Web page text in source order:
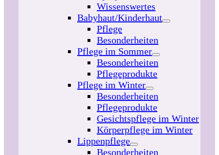
Wissenswertes
Babyhaut/Kinderhaut
Pflege
Besonderheiten
Pflege im Sommer
Besonderheiten
Pflegeprodukte
Pflege im Winter
Besonderheiten
Pflegeprodukte
Gesichtspflege im Winter
Körperpflege im Winter
Lippenpflege
Besonderheiten